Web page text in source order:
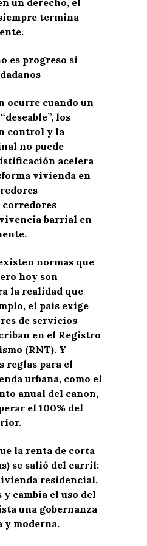
termina
es progreso si
ocurre cuando un
los
control y la
no puede
acelera
vivienda en
corredores
barrial en
normas que
hoy son
la realidad que
el país exige
de servicios
en el Registro
(RNT). Y
reglas para el
urbana, como el
anual del canon,
el 100% del
la renta de corta
se salió del carril:
residencial,
cambia el uso del
una gobernanza
y moderna.